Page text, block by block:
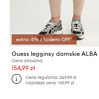
extra -5% z kodem: OFF*
Guess legginsy damskie ALBA
Cena aktualna:
154,99 zł
Cena regularna:269,99 zł
Najniższa cena:169,99 zł